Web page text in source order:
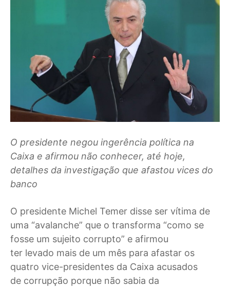
O presidente negou ingerência política na
Caixa e afirmou não conhecer, até hoje,
detalhes da investigação que afastou vices do
banco
O presidente Michel Temer disse ser vítima de
uma “avalanche” que o transforma “como se
fosse um sujeito corrupto” e afirmou
ter levado mais de um mês para afastar os
quatro vice-presidentes da Caixa acusados
de corrupção porque não sabia da